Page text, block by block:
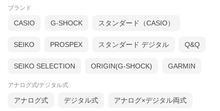
ブランド
CASIO G-SHOCK スタンダード（CASIO）
SEIKO PROSPEX スタンダード デジタル Q&Q
SEIKO SELECTION ORIGIN(G-SHOCK) GARMIN
アナログ式/デジタル式
アナログ式 デジタル式 アナログ×デジタル両式